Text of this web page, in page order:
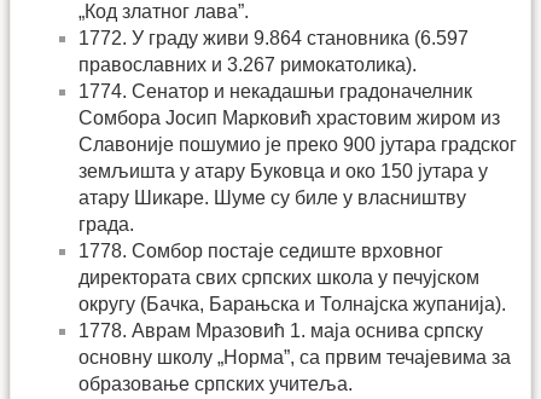
„Код златног лава”.
1772. У граду живи 9.864 становника (6.597
православних и 3.267 римокатолика).
1774. Сенатор и некадашњи градоначелник
Сомбора Јосип Марковић храстовим жиром из
Славоније пошумио је преко 900 јутара градског
земљишта у атару Буковца и око 150 јутара у
атару Шикаре. Шуме су биле у власништву
града.
1778. Сомбор постаје седиште врховног
директората свих српских школа у печујском
округу (Бачка, Барањска и Толнајска жупанија).
1778. Аврам Мразовић 1. маја оснива српску
основну школу „Норма”, са првим течајевима за
образовање српских учитеља.